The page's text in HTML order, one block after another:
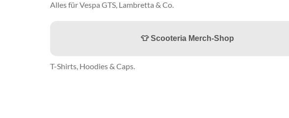
Alles für Vespa GTS, Lambretta & Co.
👕 Scooteria Merch-Shop
T-Shirts, Hoodies & Caps.